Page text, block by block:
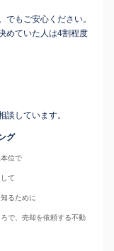
もご安心ください。
めていた人は4割程度
談しています。
グ
位で
て
るために
で、売却を依頼する不動